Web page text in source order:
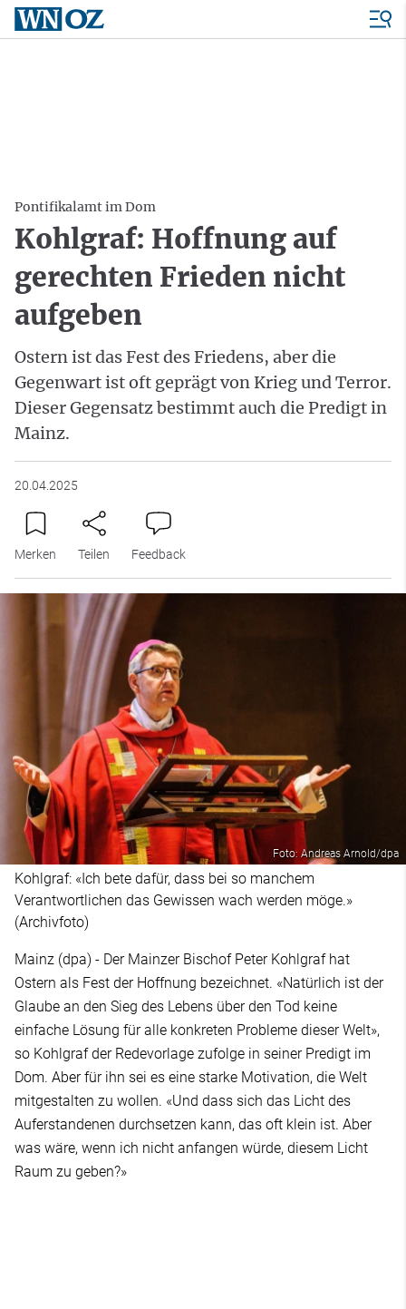
Pontifikalamt im Dom
Kohlgraf: Hoffnung auf
gerechten Frieden nicht
aufgeben
Ostern ist das Fest des Friedens, aber die
Gegenwart ist oft geprägt von Krieg und Terror.
Dieser Gegensatz bestimmt auch die Predigt in
Mainz.
20.04.2025
Merken Teilen Feedback
Foto: Andreas Arnold/dpa
Kohlgraf: «Ich bete dafür, dass bei so manchem
Verantwortlichen das Gewissen wach werden möge.»
(Archivfoto)
Mainz (dpa) - Der Mainzer Bischof Peter Kohlgraf hat
Ostern als Fest der Hoffnung bezeichnet. «Natürlich ist der
Glaube an den Sieg des Lebens über den Tod keine
einfache Lösung für alle konkreten Probleme dieser Welt»,
so Kohlgraf der Redevorlage zufolge in seiner Predigt im
Dom. Aber für ihn sei es eine starke Motivation, die Welt
mitgestalten zu wollen. «Und dass sich das Licht des
Auferstandenen durchsetzen kann, das oft klein ist. Aber
was wäre, wenn ich nicht anfangen würde, diesem Licht
Raum zu geben?»